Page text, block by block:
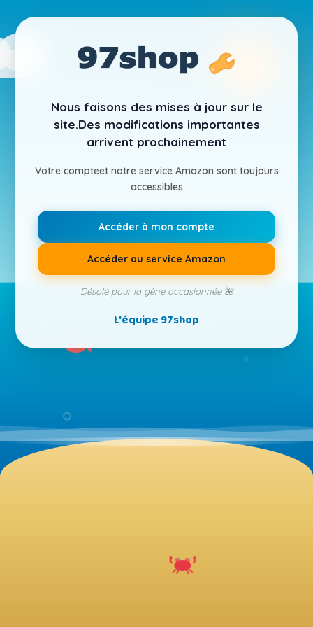
Nous faisons des mises à jour sur le
site.Des modifications importantes
arrivent prochainement
Votre compteet notre service Amazon sont toujours
accessibles
Accéder à mon compte
Accéder au service Amazon
Désolé pour la gêne occasionnée 🌺
L'équipe 97shop